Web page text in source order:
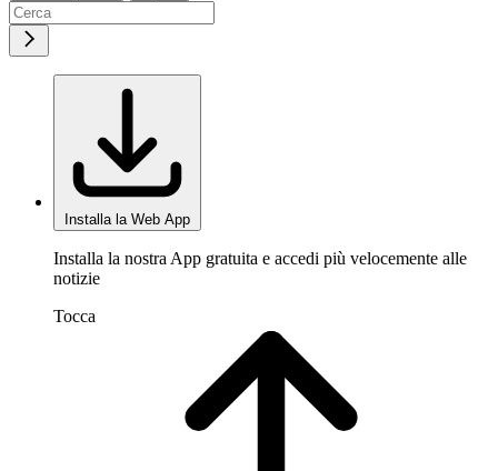
Installa la Web App
Installa la nostra App gratuita e accedi più velocemente alle
notizie
Tocca